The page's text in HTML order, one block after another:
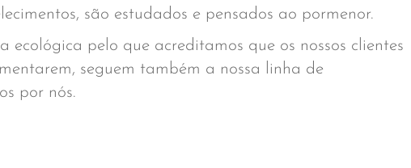
são estudados e pensados ao pormenor.
ecológica pelo que acreditamos que os nossos clientes
seguem também a nossa linha de
por nós.